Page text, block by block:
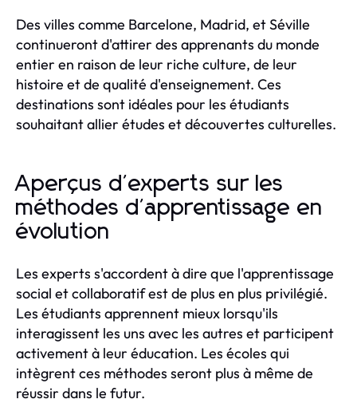
Des villes comme Barcelone, Madrid, et Séville
continueront d'attirer des apprenants du monde
entier en raison de leur riche culture, de leur
histoire et de qualité d'enseignement. Ces
destinations sont idéales pour les étudiants
souhaitant allier études et découvertes culturelles.
Aperçus d'experts sur les
méthodes d'apprentissage en
évolution
Les experts s'accordent à dire que l'apprentissage
social et collaboratif est de plus en plus privilégié.
Les étudiants apprennent mieux lorsqu'ils
interagissent les uns avec les autres et participent
activement à leur éducation. Les écoles qui
intègrent ces méthodes seront plus à même de
réussir dans le futur.